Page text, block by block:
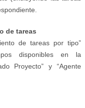
de tareas
de tareas por tipo”
disponibles en la
Proyecto” y “Agente